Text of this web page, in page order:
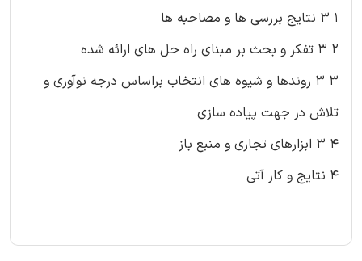
۱ ۳ نتایج بررسی ها و مصاحبه ها
۲ ۳ تفکر و بحث بر مبنای راه حل های ارائه شده
۳ ۳ روندها و شیوه های انتخاب براساس درجه نوآوری و
تلاش در جهت پیاده سازی
۴ ۳ ابزارهای تجاری و منبع باز
۴ نتایج و کار آتی